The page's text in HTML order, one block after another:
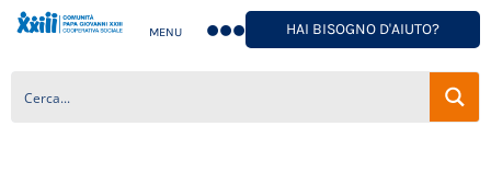
MENU HAI BISOGNO D'AIUTO?